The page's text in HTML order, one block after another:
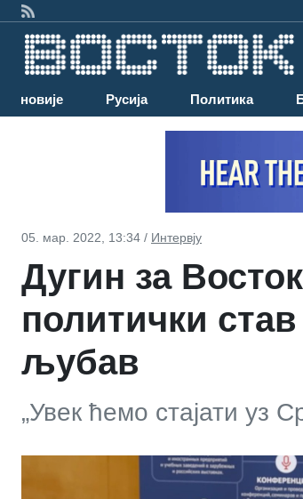
Најновије Русија Политика
05. мар. 2022, 13:34 / Интервју
Дугин за
политички став
љубав
„Увек ћемо стајати уз